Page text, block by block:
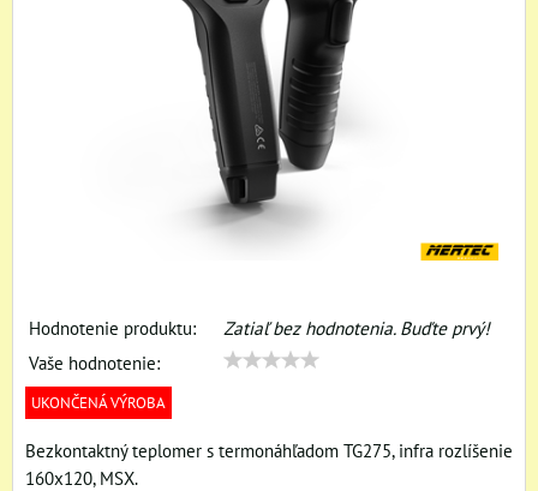
Hodnotenie produktu:
Zatiaľ bez hodnotenia. Buďte prvý!
Vaše hodnotenie:
UKONČENÁ VÝROBA
Bezkontaktný teplomer s termonáhľadom TG275, infra rozlíšenie
160x120, MSX.